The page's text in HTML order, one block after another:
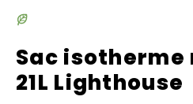
Sac
21L Lighthouse